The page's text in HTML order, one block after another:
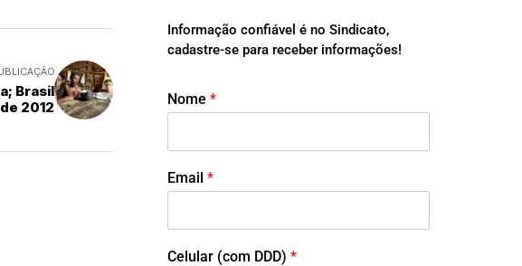
Brasil
2012
Informação confiável é no Sindicato,
cadastre-se para receber informações!
Nome *
Email *
Celular (com DDD) *